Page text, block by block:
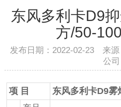
东风多利卡D9
方/50-
发布日期：2022-02-23 来源
公司
项 目 东风多利卡D9雾